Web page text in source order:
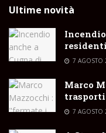
Ultime novità
7 AGOSTO
Marco
7 AGOSTO